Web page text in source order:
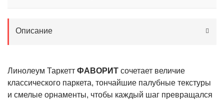
Описание
Линолеум Таркетт ФАВОРИТ сочетает величие
классического паркета, тончайшие палубные текстуры
и смелые орнаменты, чтобы каждый шаг превращался